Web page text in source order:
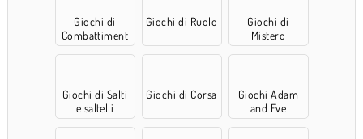
Giochi di
Combattiment
o
Giochi di Ruolo
Giochi di
Mistero
Giochi di Salti
e saltelli
Giochi di Corsa
Giochi Adam
and Eve